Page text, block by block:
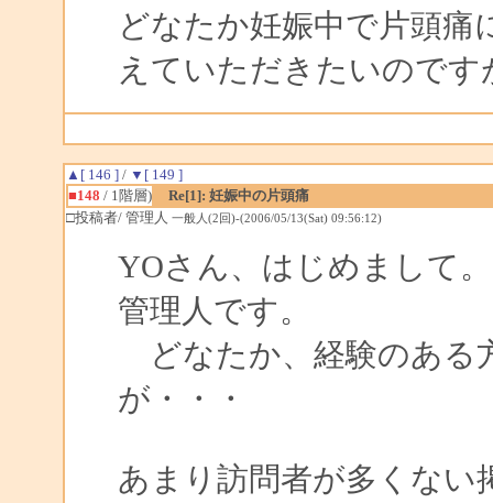
どなたか妊娠中で片頭
えていただきたいのです
▲[ 146 ]/ ▼[ 149 ]
■148 / 1階層)
Re[1]: 妊娠中の片頭痛
□投稿者/ 管理人 一般人(2回)-(2006/05/13(Sat) 09:56:12)
YOさん、はじめまして。
管理人です。
どなたか、経験のある
が・・・
あまり訪問者が多くない